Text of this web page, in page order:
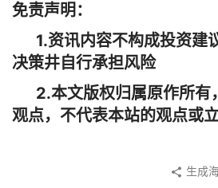
免责声明：
1.资讯内容不构成投资建
决策井自行承担风险
2.本文版权归属原作所有
观点，不代表本站的观点或
生成